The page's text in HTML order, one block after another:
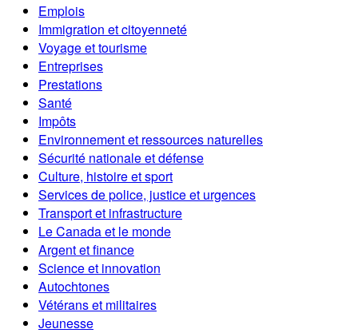
Emplois
Immigration et citoyenneté
Voyage et tourisme
Entreprises
Prestations
Santé
Impôts
Environnement et ressources naturelles
Sécurité nationale et défense
Culture, histoire et sport
Services de police, justice et urgences
Transport et infrastructure
Le Canada et le monde
Argent et finance
Science et innovation
Autochtones
Vétérans et militaires
Jeunesse